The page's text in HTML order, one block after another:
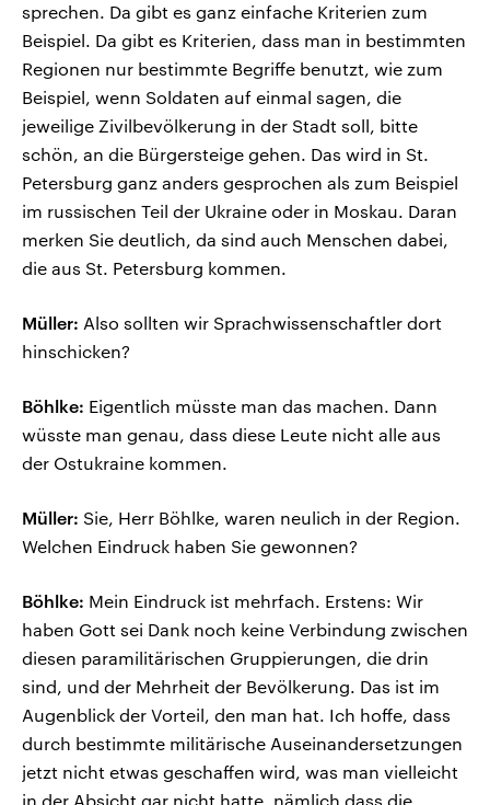
sprechen. Da gibt es ganz einfache Kriterien zum
Beispiel. Da gibt es Kriterien, dass man in bestimmten
Regionen nur bestimmte Begriffe benutzt, wie zum
Beispiel, wenn Soldaten auf einmal sagen, die
jeweilige Zivilbevölkerung in der Stadt soll, bitte
schön, an die Bürgersteige gehen. Das wird in St.
Petersburg ganz anders gesprochen als zum Beispiel
im russischen Teil der Ukraine oder in Moskau. Daran
merken Sie deutlich, da sind auch Menschen dabei,
die aus St. Petersburg kommen.
Müller: Also sollten wir Sprachwissenschaftler dort
hinschicken?
Böhlke: Eigentlich müsste man das machen. Dann
wüsste man genau, dass diese Leute nicht alle aus
der Ostukraine kommen.
Müller: Sie, Herr Böhlke, waren neulich in der Region.
Welchen Eindruck haben Sie gewonnen?
Böhlke: Mein Eindruck ist mehrfach. Erstens: Wir
haben Gott sei Dank noch keine Verbindung zwischen
diesen paramilitärischen Gruppierungen, die drin
sind, und der Mehrheit der Bevölkerung. Das ist im
Augenblick der Vorteil, den man hat. Ich hoffe, dass
durch bestimmte militärische Auseinandersetzungen
jetzt nicht etwas geschaffen wird, was man vielleicht
in der Absicht gar nicht hatte, nämlich dass die